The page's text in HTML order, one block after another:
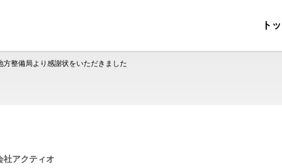
ト
整備局より感謝状をいただきました
社アクティオ